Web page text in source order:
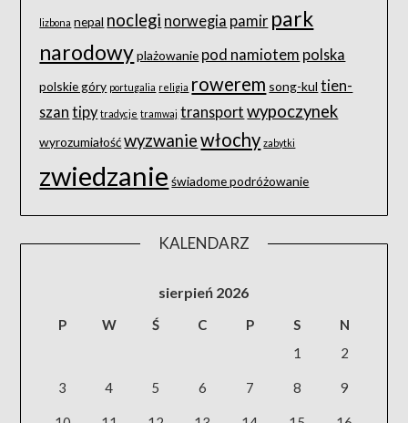
lizbona nepal noclegi norwegia pamir park
narodowy plażowanie pod namiotem polska
polskie góry portugalia religia rowerem song-kul tien-
szan tipy tradycje tramwaj transport wypoczynek
wyrozumiałość wyzwanie włochy zabytki
zwiedzanie świadome podróżowanie
KALENDARZ
sierpień 2026
P W Ś C P S
N
1
2
3 4 5 6 7 8 9